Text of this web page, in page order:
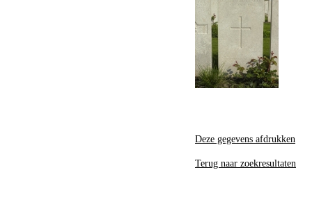
Deze gegevens afdrukken
Terug naar zoekresultaten